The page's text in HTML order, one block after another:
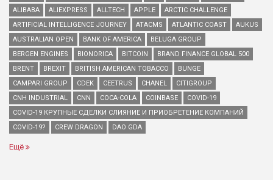
ALIBABA
ALIEXPRESS ALLTECH APPLE
ARCTIC CHALLENGE
ARTIFICIAL INTELLIGENCE JOURNEY
ATACMS ATLANTIC COAST
AUKUS
AUSTRALIAN OPEN
BANK OF AMERICA
BELUGA GROUP
BERGEN ENGINES
BIONORICA BITCOIN
BRAND FINANCE GLOBAL 500
BRENT
BREXIT BRITISH AMERICAN TOBACCO
BUNGE
CAMPARI GROUP
CDEK CEETRUS CHANEL
CITIGROUP
CNH INDUSTRIAL
CNN COCA-COLA COINBASE
COVID-19
COVID-19 КРУПНЫЕ СДЕЛКИ СЛИЯНИЕ И ПРИОБРЕТЕНИЕ КОМПАНИЙ
COVID-19?
CREW DRAGON DAO GDA
Ещё